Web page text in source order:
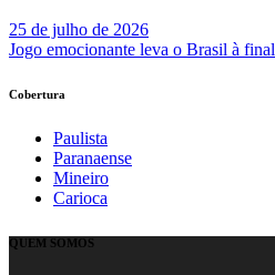
25 de julho de 2026
Jogo emocionante leva o Brasil à
Cobertura
Paulista
Paranaense
Mineiro
Carioca
QUEM SOMOS